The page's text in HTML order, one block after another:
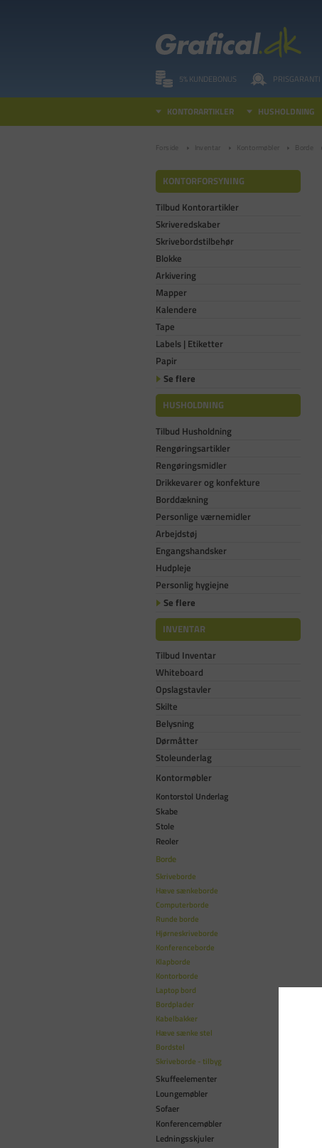
5% KUNDEBONUS PRISGARANTI
KONTORARTIKLER HUSHOLDNING
Forside Inventar Kontormøbler Borde
KONTORFORSYNING
Tilbud Kontorartikler
Skriveredskaber
Skrivebordstilbehør
Blokke
Arkivering
Mapper
Kalendere
Tape
Labels | Etiketter
Papir
Se flere
HUSHOLDNING
Tilbud Husholdning
Rengøringsartikler
Rengøringsmidler
Drikkevarer og konfekture
Borddækning
Personlige værnemidler
Arbejdstøj
Engangshandsker
Hudpleje
Personlig hygiejne
Se flere
INVENTAR
Tilbud Inventar
Whiteboard
Opslagstavler
Skilte
Belysning
Dørmåtter
Stoleunderlag
Kontormøbler
Kontorstol Underlag
Skabe
Stole
Reoler
Borde
Skriveborde
Hæve sænkeborde
Computerborde
Runde borde
Hjørneskriveborde
Konferenceborde
Klapborde
Kontorborde
Laptop bord
Bordplader
Kabelbakker
Hæve sænke stel
Bordstel
Skriveborde - tilbyg
Skuffeelementer
Loungemøbler
Sofaer
Konferencemøbler
Ledningsskjuler